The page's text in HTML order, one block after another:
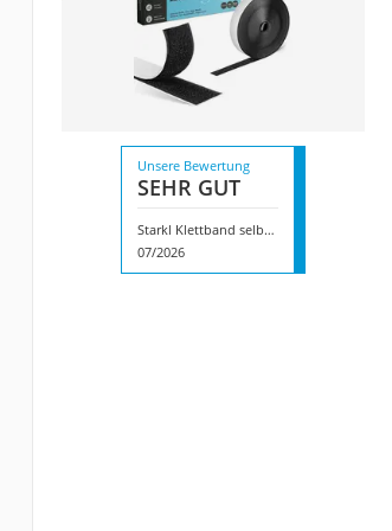
Unsere Bewertung
SEHR GUT
Starkl Klettband selbstklebend
07/2026